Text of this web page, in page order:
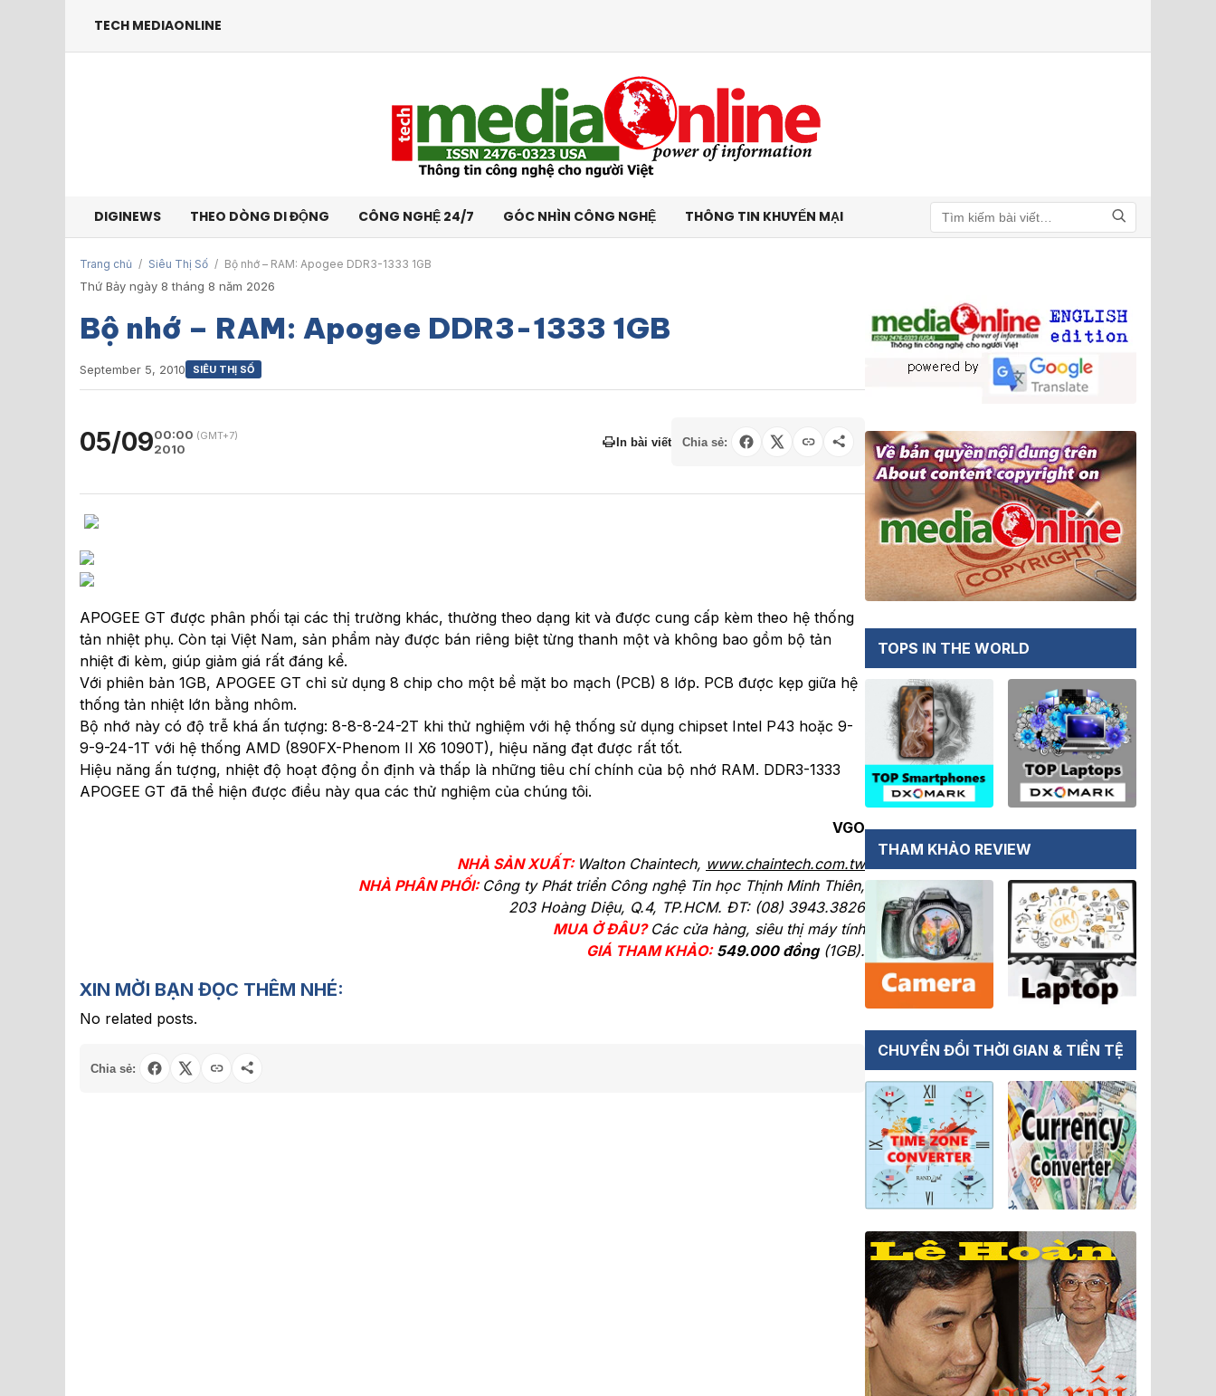
TECH MEDIAONLINE
DIGINEWS THEO DÒNG DI ĐỘNG CÔNG NGHỆ 24/7 GÓC NHÌN CÔNG NGHỆ THÔNG TIN KHUYẾN MẠI
Tìm kiếm
Trang chủ / Siêu Thị Số / Bộ nhớ – RAM: Apogee DDR3-1333 1GB
Thứ Bảy ngày 8 tháng 8 năm 2026
Bộ nhớ – RAM: Apogee DDR3-1333 1GB
September 5, 2010 SIÊU THỊ SỐ
05/0900:00 (GMT+7)
2010 In bài viết Chia sẻ:
APOGEE GT được phân phối tại các thị trường khác, thường theo dạng kit và được cung cấp kèm theo hệ thống
tản nhiệt phụ. Còn tại Việt Nam, sản phẩm này được bán riêng biệt từng thanh một và không bao gồm bộ tản
nhiệt đi kèm, giúp giảm giá rất đáng kể.
Với phiên bản 1GB, APOGEE GT chỉ sử dụng 8 chip cho một bề mặt bo mạch (PCB) 8 lớp. PCB được kẹp giữa hệ
thống tản nhiệt lớn bằng nhôm.
Bộ nhớ này có độ trễ khá ấn tượng: 8-8-8-24-2T khi thử nghiệm với hệ thống sử dụng chipset Intel P43 hoặc 9-
9-9-24-1T với hệ thống AMD (890FX-Phenom II X6 1090T), hiệu năng đạt được rất tốt.
Hiệu năng ấn tượng, nhiệt độ hoạt động ổn định và thấp là những tiêu chí chính của bộ nhớ RAM. DDR3-1333
APOGEE GT đã thể hiện được điều này qua các thử nghiệm của chúng tôi.
VGO
NHÀ SẢN XUẤT: Walton Chaintech, www.chaintech.com.tw
NHÀ PHÂN PHỐI: Công ty Phát triển Công nghệ Tin học Thịnh Minh Thiên,
203 Hoàng Diệu, Q.4, TP.HCM. ĐT: (08) 3943.3826
MUA Ở ĐÂU? Các cửa hàng, siêu thị máy tính
GIÁ THAM KHẢO: 549.000 đồng(1GB).
XIN MỜI BẠN ĐỌC THÊM NHÉ:
No related posts.
Chia sẻ:
TOPS IN THE WORLD
THAM KHẢO REVIEW
CHUYỂN ĐỔI THỜI GIAN & TIỀN TỆ